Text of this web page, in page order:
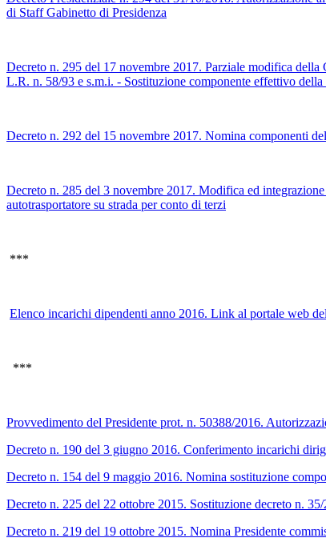
di Staff Gabinetto di Presidenza
Decreto n. 295 del 17 novembre 2017. Parziale modifica
L.R. n. 58/93 e s.m.i. - Sostituzione componente effettivo
Decreto n. 292 del 15 novembre 2017. Nomina componenti
Decreto n. 285 del 3 novembre 2017. Modifica ed
autotrasportatore su strada per conto di terzi
***
Elenco incarichi dipendenti anno 2016. Link al portale web
***
Provvedimento del Presidente prot. n. 50388/2016.
Decreto n. 190 del 3 giugno 2016. Conferimento incarichi
Decreto n. 154 del 9 maggio 2016. Nomina sostituzione
Decreto n. 225 del 22 ottobre 2015. Sostituzione decreto n.
Decreto n. 219 del 19 ottobre 2015. Nomina Presidente